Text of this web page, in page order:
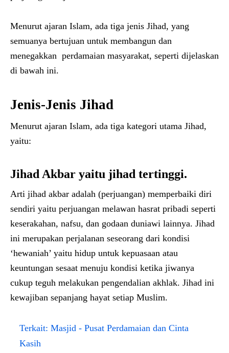
Menurut ajaran Islam, ada tiga jenis Jihad, yang
semuanya bertujuan untuk membangun dan
menegakkan perdamaian masyarakat, seperti dijelaskan
di bawah ini.
Jenis-Jenis Jihad
Menurut ajaran Islam, ada tiga kategori utama Jihad,
yaitu:
Jihad Akbar yaitu jihad tertinggi.
Arti jihad akbar adalah (perjuangan) memperbaiki diri
sendiri yaitu perjuangan melawan hasrat pribadi seperti
keserakahan, nafsu, dan godaan duniawi lainnya. Jihad
ini merupakan perjalanan seseorang dari kondisi
‘hewaniah’ yaitu hidup untuk kepuasaan atau
keuntungan sesaat menuju kondisi ketika jiwanya
cukup teguh melakukan pengendalian akhlak. Jihad ini
kewajiban sepanjang hayat setiap Muslim.
Terkait: Masjid - Pusat Perdamaian dan Cinta
Kasih